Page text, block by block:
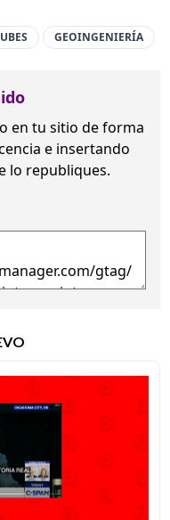
GEOINGENIERÍA
en tu sitio de forma
e insertando
lo republiques.